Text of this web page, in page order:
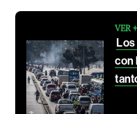
VER +
Los
con